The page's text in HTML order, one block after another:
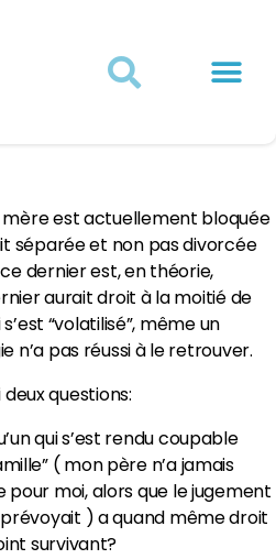
mère est actuellement bloquée
séparée et non pas divorcée
dernier est, en théorie,
aurait droit à la moitié de
“volatilisé”, même un
n’a pas réussi à le retrouver.
questions:
qui s’est rendu coupable
( mon père n’a jamais
pour moi, alors que le jugement
) a quand même droit
survivant?